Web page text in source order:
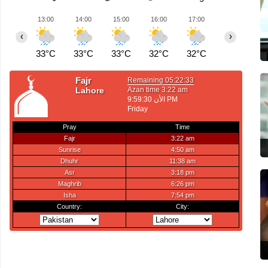
13:00
33°C
14:00
33°C
15:00
33°C
16:00
32°C
17:00
32°C
‹ ›